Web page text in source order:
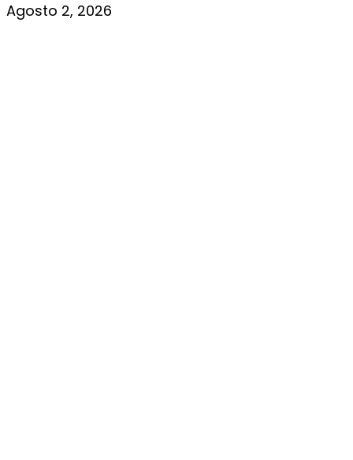
Agosto 2, 2026